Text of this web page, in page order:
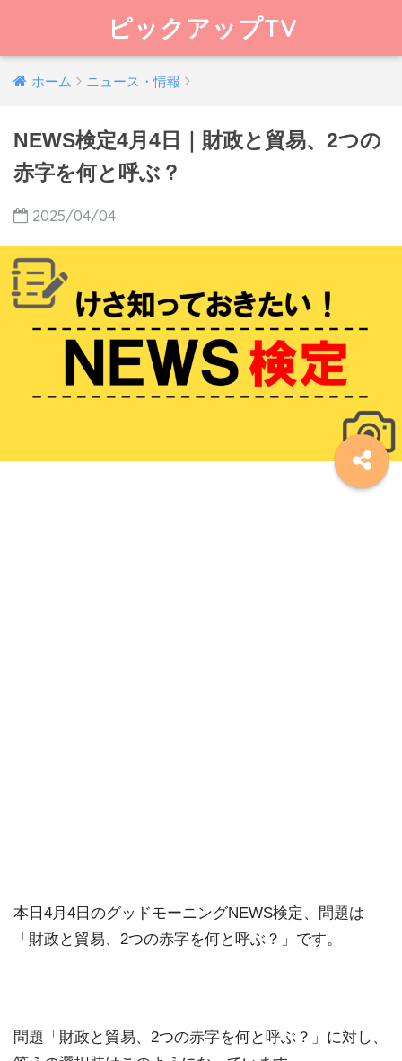
ピックアップTV
ホーム ニュース・情報
NEWS検定4月4日｜財政と貿易、2つの
赤字を何と呼ぶ？
2025/04/04
本日4月4日のグッドモーニングNEWS検定、問題は
「財政と貿易、2つの赤字を何と呼ぶ？」です。
問題「財政と貿易、2つの赤字を何と呼ぶ？」に対し、